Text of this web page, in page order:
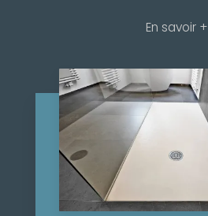
En savoir +